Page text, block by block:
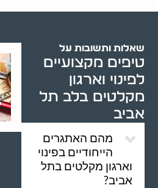
שאלות ותשובות על
טיפים מקצועיים
לפינוי וארגון
מקלטים בלב תל
אביב
מהם האתגרים
הייחודיים בפינוי
וארגון מקלטים בתל
אביב?